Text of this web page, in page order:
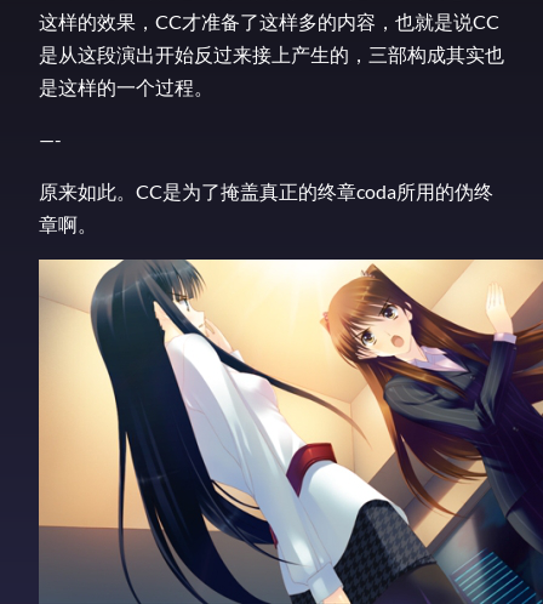
这样的效果，CC才准备了这样多的内容，也就是说CC
是从这段演出开始反过来接上产生的，三部构成其实也
是这样的一个过程。
—-
原来如此。CC是为了掩盖真正的终章coda所用的伪终
章啊。